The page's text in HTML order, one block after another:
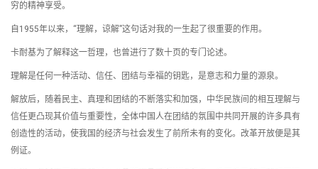
穷的精神享受。
自1955年以来，“理解，谅解”这句话对我的一生起了很重要的作用。
卡耐基为了解释这一哲理，也曾进行了数十页的专门论述。
理解是任何一种活动、信任、团结与幸福的钥匙，是意志和力量的源泉。
解放后，随着民主、真理和团结的不断落实和加强，中华民族间的相互理解与
信任更凸现其价值与重要性，全体中国人在团结的氛围中共同开展的许多具有
创造性的活动，使我国的经济与社会发生了前所未有的变化。改革开放便是其
例证。